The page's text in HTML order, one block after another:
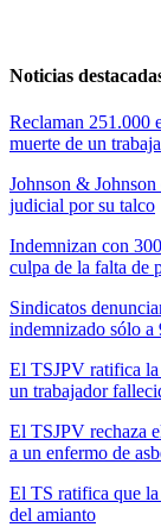
Noticias
Reclaman 251.000
muerte de un
Johnson &
judicial por su talco
Indemnizan con
culpa de la falta de
Sindicatos
indemnizado sólo a
El TSJPV ratifica la
un trabajador
El TSJPV rechaza
a un enfermo de
El TS ratifica que la
del amianto